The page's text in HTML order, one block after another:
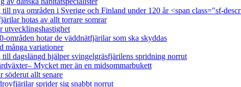
nya områden i Sverige och Finland under 120 år <span class="sf-
hotas av allt torrare somrar
utvecklingshastighet
områden hotar de väddnätfjärilar som ska skyddas
många variationer
till dagslängd hjälper svingelgräsfjärilens spridning norrut
Mycket mer än en midsommarbukett
söderut allt senare
sprider sig snabbt norrut